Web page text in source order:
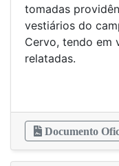
tomadas
vestiários do
Cervo, tendo em
relatadas.
Documento